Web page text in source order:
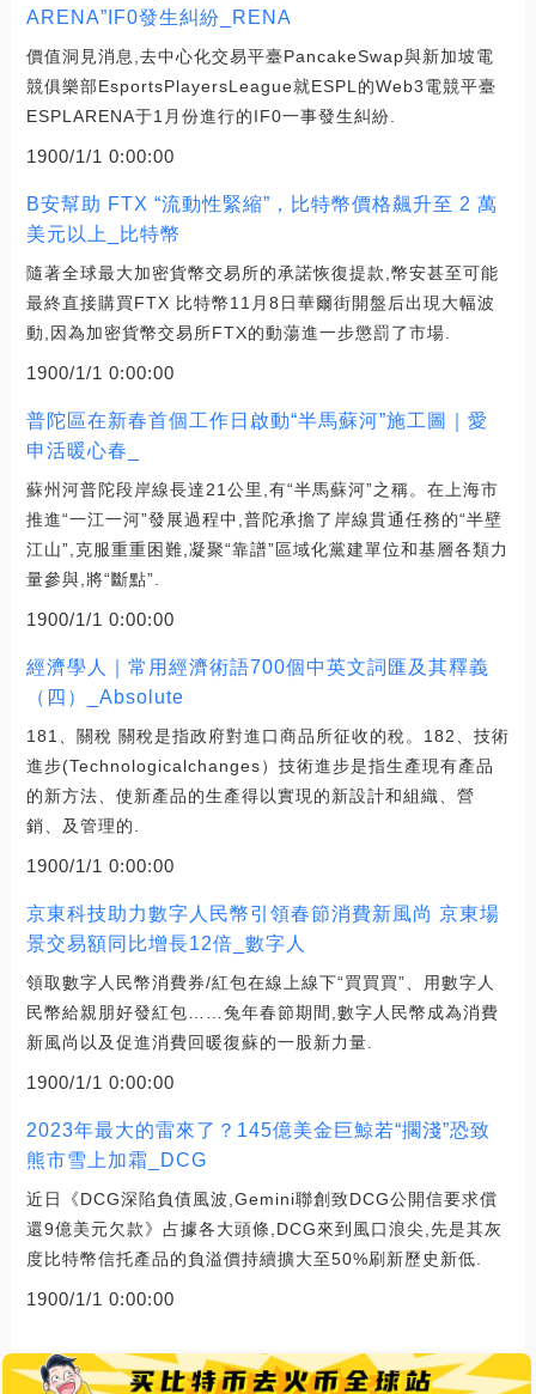
ARENA”IF0發生糾紛_RENA
價值洞見消息,去中心化交易平臺PancakeSwap與新加坡電
競俱樂部EsportsPlayersLeague就ESPL的Web3電競平臺
ESPLARENA于1月份進行的IF0一事發生糾紛.
1900/1/1 0:00:00
B安幫助 FTX “流動性緊縮”，比特幣價格飆升至 2 萬
美元以上_比特幣
隨著全球最大加密貨幣交易所的承諾恢復提款,幣安甚至可能
最終直接購買FTX 比特幣11月8日華爾街開盤后出現大幅波
動,因為加密貨幣交易所FTX的動蕩進一步懲罰了市場.
1900/1/1 0:00:00
普陀區在新春首個工作日啟動“半馬蘇河”施工圖｜愛
申活暖心春_
蘇州河普陀段岸線長達21公里,有“半馬蘇河”之稱。在上海市
推進“一江一河”發展過程中,普陀承擔了岸線貫通任務的“半壁
江山”,克服重重困難,凝聚“靠譜”區域化黨建單位和基層各類力
量參與,將“斷點”.
1900/1/1 0:00:00
經濟學人｜常用經濟術語700個中英文詞匯及其釋義
（四）_Absolute
181、關稅 關稅是指政府對進口商品所征收的稅。182、技術
進步(Technologicalchanges）技術進步是指生產現有產品
的新方法、使新產品的生產得以實現的新設計和組織、營
銷、及管理的.
1900/1/1 0:00:00
京東科技助力數字人民幣引領春節消費新風尚 京東場
景交易額同比增長12倍_數字人
領取數字人民幣消費券/紅包在線上線下“買買買”、用數字人
民幣給親朋好發紅包……兔年春節期間,數字人民幣成為消費
新風尚以及促進消費回暖復蘇的一股新力量.
1900/1/1 0:00:00
2023年最大的雷來了？145億美金巨鯨若“擱淺”恐致
熊市雪上加霜_DCG
近日《DCG深陷負債風波,Gemini聯創致DCG公開信要求償
還9億美元欠款》占據各大頭條,DCG來到風口浪尖,先是其灰
度比特幣信托產品的負溢價持續擴大至50%刷新歷史新低.
1900/1/1 0:00:00